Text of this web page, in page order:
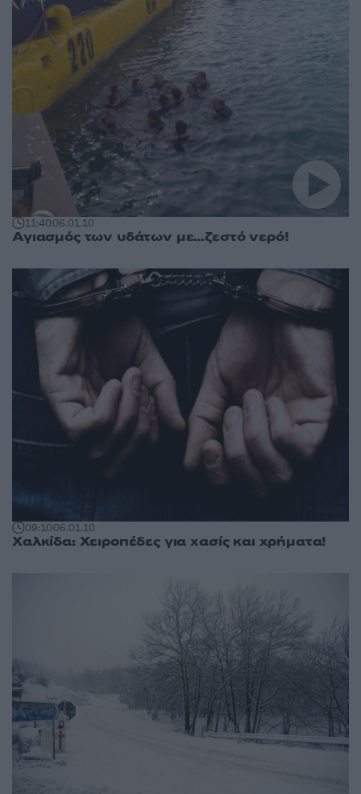
11:4006.01.10
Αγιασμός των υδάτων με…ζεστό νερό!
09:1006.01.10
Χαλκίδα: Χειροπέδες για χασίς και χρήματα!